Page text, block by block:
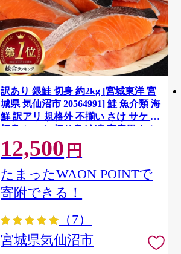
訳あり 銀鮭 切身 約2kg [宮城東洋 宮
城県 気仙沼市 20564991] 鮭 魚介類 海
鮮 訳アリ 規格外 不揃い さけ サケ 鮭
切身 シャケ 切り身 冷凍 家庭用 おか
ず 弁当 支援 サーモン 銀鮭切り身 魚
わけあり
12,500 円
たまったWAON POINTで
寄附できる！
（7）
宮城県気仙沼市